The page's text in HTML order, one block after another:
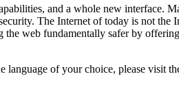
and a whole new interface.
The Internet of today is not the
web fundamentally safer by
language of your choice, please visit